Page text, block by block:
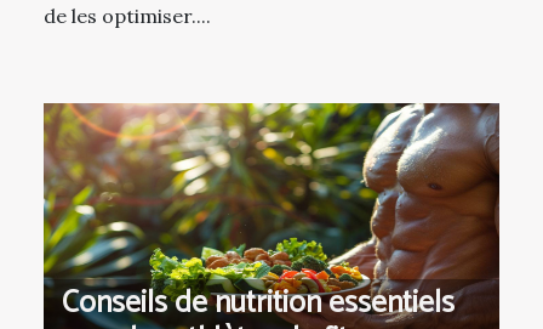
de les optimiser....
Conseils de nutrition essentiels